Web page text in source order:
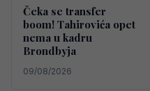
Čeka se transfer
boom! Tahirovića opet
nema u kadru
Brondbyja
09/08/2026